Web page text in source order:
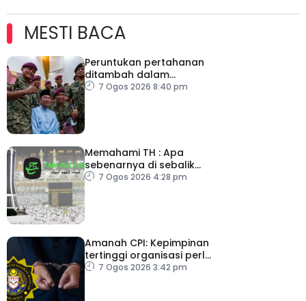
MESTI BACA
Peruntukan pertahanan
ditambah dalam
Belanjawan 2027
7 Ogos 2026 8:40 pm
Memahami TH : Apa
sebenarnya di sebalik
angka
7 Ogos 2026 4:28 pm
Amanah CPI: Kepimpinan
tertinggi organisasi perlu
pacu reformasi radikal
7 Ogos 2026 3:42 pm